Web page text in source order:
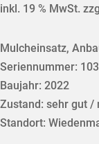
inkl. 19 % MwSt.
Mulcheinsatz,
Seriennummer:
Baujahr: 2022
Zustand: sehr gut /
Standort: